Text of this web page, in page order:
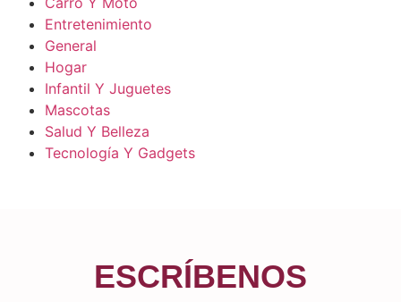
Entretenimiento
General
Hogar
Infantil Y Juguetes
Mascotas
Salud Y Belleza
Tecnología Y Gadgets
ESCRÍBENOS